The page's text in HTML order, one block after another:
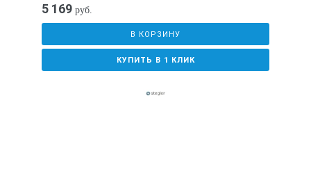
5 169 руб.
В КОРЗИНУ
КУПИТЬ В 1 КЛИК